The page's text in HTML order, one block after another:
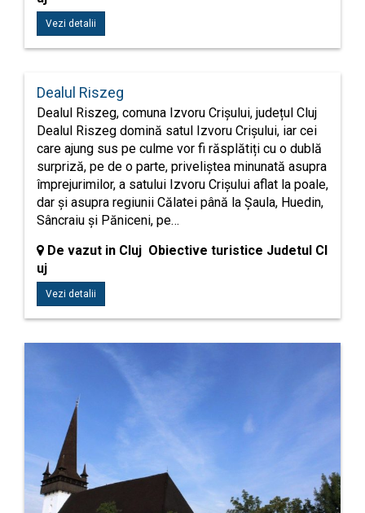
Vezi detalii
Dealul Riszeg
Dealul Riszeg, comuna Izvoru Crișului, județul Cluj
Dealul Riszeg domină satul Izvoru Crișului, iar cei
care ajung sus pe culme vor fi răsplătiți cu o dublă
surpriză, pe de o parte, priveliștea minunată asupra
împrejurimilor, a satului Izvoru Crișului aflat la poale,
dar și asupra regiunii Călatei până la Șaula, Huedin,
Sâncraiu și Păniceni, pe…
De vazut in Cluj Obiective turistice Judetul Cl
uj
Vezi detalii